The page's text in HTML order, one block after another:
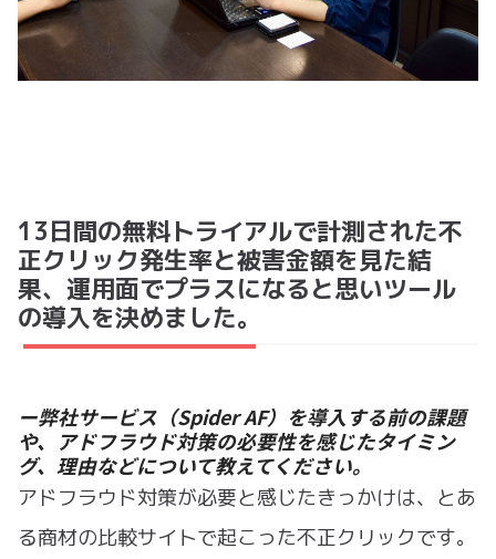
13日間の無料トライアルで計測された不
正クリック発生率と被害金額を見た結
果、運用面でプラスになると思いツール
の導入を決めました。
ー弊社サービス（Spider AF）を導入する前の課題
や、アドフラウド対策の必要性を感じたタイミン
グ、理由などについて教えてください。
アドフラウド対策が必要と感じたきっかけは、とあ
る商材の比較サイトで起こった不正クリックです。